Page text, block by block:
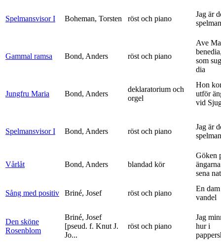
Spelmansvisor I Boheman, Torsten röst och piano
Jag är
spelman
Gammal ramsa Bond, Anders röst och piano
Ave
som
dia
Jungfru Maria Bond, Anders
deklaratorium och
orgel
Hon
utför
vid
Spelmansvisor I Bond, Anders röst och piano
Jag är
spelman
Vårlåt Bond, Anders blandad kör
Göken
sena
Sång med positiv Briné, Josef röst och piano
En
vandel
Den sköne
Rosenblom
Briné, Josef
[pseud. f. Knut J.
Jo...
röst och piano
Jag
hur i